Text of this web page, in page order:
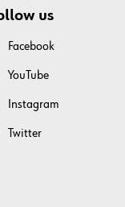
us
Facebook
YouTube
Instagram
Twitter